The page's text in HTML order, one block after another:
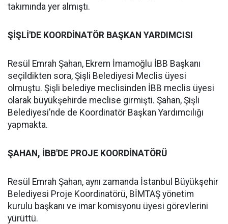
takımında yer almıştı.
ŞİŞLİ'DE KOORDİNATÖR BAŞKAN YARDIMCISI
Resül Emrah Şahan, Ekrem İmamoğlu İBB Başkanı
seçildikten sora, Şişli Belediyesi Meclis üyesi
olmuştu. Şişli belediye meclisinden İBB meclis üyesi
olarak büyükşehirde meclise girmişti. Şahan, Şişli
Belediyesi’nde de Koordinatör Başkan Yardımcılığı
yapmakta.
ŞAHAN, İBB'DE PROJE KOORDİNATÖRÜ
Resül Emrah Şahan, aynı zamanda İstanbul Büyükşehir
Belediyesi Proje Koordinatörü, BİMTAŞ yönetim
kurulu başkanı ve imar komisyonu üyesi görevlerini
yürüttü.